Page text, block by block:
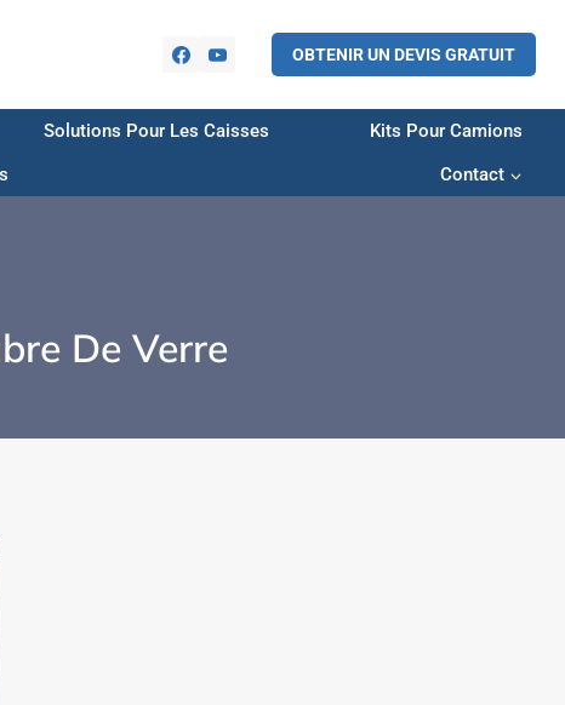
OBTENIR UN DEVIS GRATUIT
Solutions Pour Les Caisses
Kits Pour Camions
Contact
De Verre